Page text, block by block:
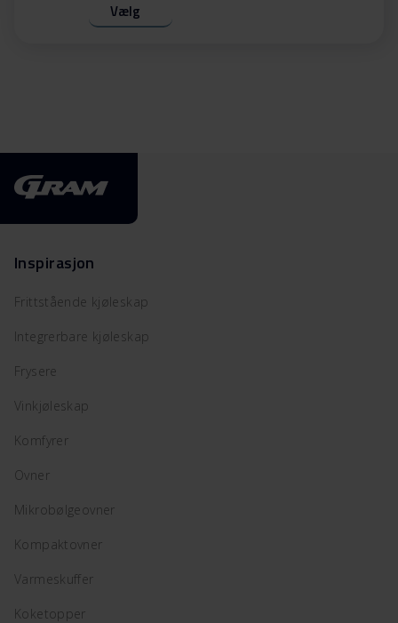
Vælg
Inspirasjon
Frittstående kjøleskap
Integrerbare kjøleskap
Frysere
Vinkjøleskap
Komfyrer
Ovner
Mikrobølgeovner
Kompaktovner
Varmeskuffer
Koketopper